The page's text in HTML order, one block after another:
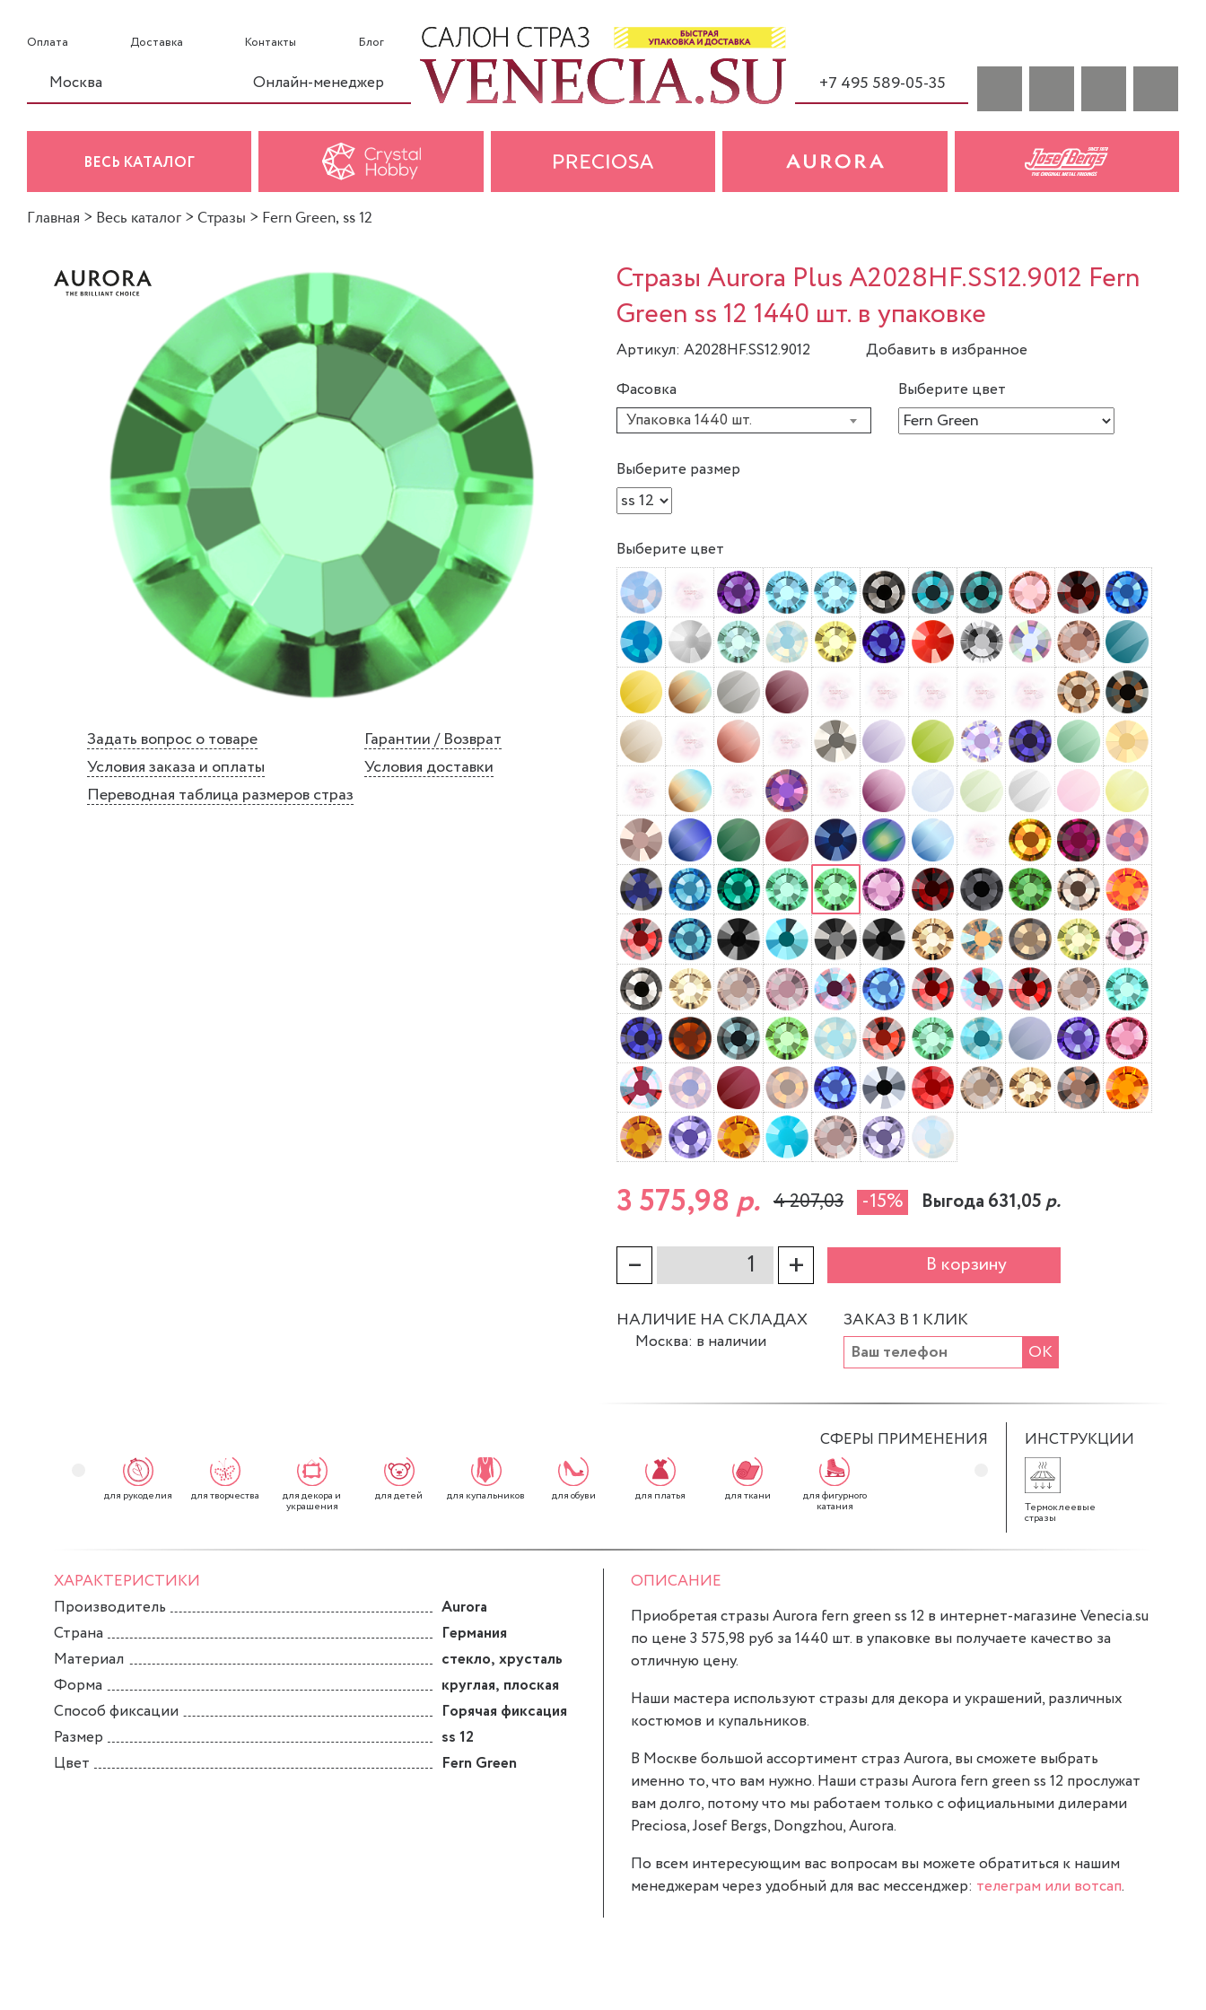
Оплата Доставка Контакты Блог
Москва Онлайн-менеджер +7 495 589-05-35
ВЕСЬ КАТАЛОГ
Главная > Весь каталог > Стразы > Fern Green, ss 12
Задать вопрос о товаре
Гарантии / Возврат
Условия заказа и оплаты
Условия доставки
Переводная таблица размеров страз
Стразы Aurora Plus A2028HF.SS12.9012 Fern
Green ss 12 1440 шт. в упаковке
Артикул: A2028HF.SS12.9012
Добавить в избранное
Фасовка
Упаковка 1440 шт.
Выберите цвет
Выберите размер
Выберите цвет
3 575,98 р. 4 207,03 -15% Выгода 631,05р.
– + В корзину
НАЛИЧИЕ НА СКЛАДАХ
Москва: в наличии
ЗАКАЗ В 1 КЛИК
ОК
СФЕРЫ ПРИМЕНЕНИЯ
для рукоделия для творчества для декора и
украшения
для детей для купальников для обуви для платья для ткани для фигурного
катания
ИНСТРУКЦИИ
Термоклеевые
стразы
ХАРАКТЕРИСТИКИ
Производитель
Aurora
Страна
Германия
Материал
стекло, хрусталь
Форма
круглая, плоская
Способ фиксации
Горячая фиксация
Размер
ss 12
Цвет
Fern Green
ОПИСАНИЕ
Приобретая стразы Aurora fern green ss 12 в интернет-магазине Venecia.su
по цене 3 575,98 руб за 1440 шт. в упаковке вы получаете качество за
отличную цену.
Наши мастера используют стразы для декора и украшений, различных
костюмов и купальников.
В Москве большой ассортимент страз Aurora, вы сможете выбрать
именно то, что вам нужно. Наши стразы Aurora fern green ss 12 прослужат
вам долго, потому что мы работаем только с официальными дилерами
Preciosa, Josef Bergs, Dongzhou, Aurora.
По всем интересующим вас вопросам вы можете обратиться к нашим
менеджерам через удобный для вас мессенджер: телеграм или вотсап.